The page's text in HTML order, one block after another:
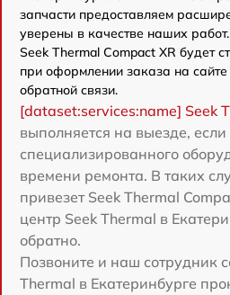
запчасти предоставляем
уверены в качестве наших
Seek Thermal Compact XR будет
при оформлении заказа на
обратной связи.
[dataset:services:name] Seek
выполняется на выезде, если
специализированного
времени ремонта. В таких
привезет Seek Thermal
центр Seek Thermal в
обратно.
Позвоните и наш сотрудник
Thermal в Екатеринбурге